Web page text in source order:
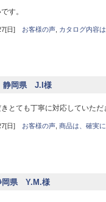
す。
日] お客様の声, カタログ内容
静岡県 J.I様
とても丁寧に対応していただ
日] お客様の声, 商品は、確実
岡県 Y.M.様